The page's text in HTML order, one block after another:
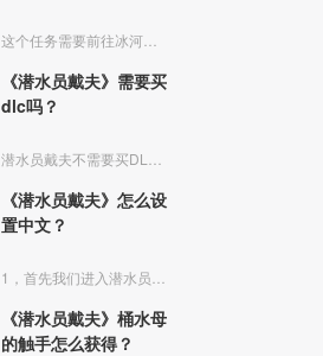
《潜水员戴夫》需要买
dlc吗？
《潜水员戴夫》怎么设
置中文？
《潜水员戴夫》桶水母
的触手怎么获得？